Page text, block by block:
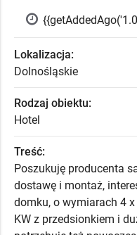
Lokalizacja:
Dolnośląskie
Rodzaj obiektu:
Hotel
Treść:
Poszukuję producenta
dostawę i montaż,
domku, o wymiarach 4
KW z przedsionkiem i